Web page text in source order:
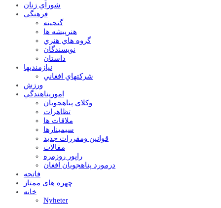
شوراي زنان
فرهنگي
گنجينه
هنرپيشه ها
گروه هاي هنري
نويسندگان
داستان
نيازمنديها
شرکتهاي افغاني
ورزش
امورپناهندگي
وکلاي پناهجويان
تظاهرات
ملاقات ها
سيمينارها
قوانين ومقررات جديد
مقالات
راپور روزمره
درمورد پناهجويان افغان
فاتحه
چهره های ممتاز
خانه
Nyheter